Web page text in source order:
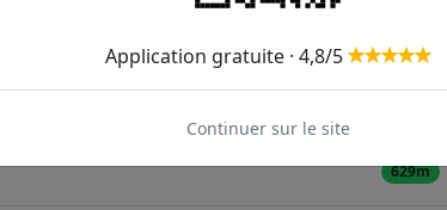
441m
629m
Application gratuite · 4,8/5
Continuer sur le site